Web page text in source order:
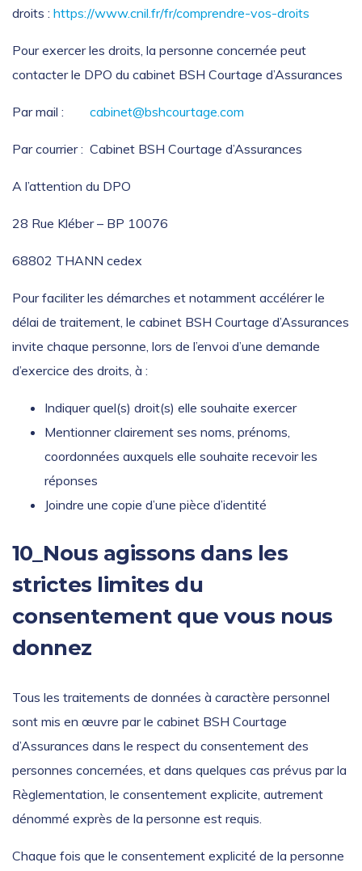
droits : https://www.cnil.fr/fr/comprendre-vos-droits
Pour exercer les droits, la personne concernée peut
contacter le DPO du cabinet BSH Courtage d’Assurances
Par mail : cabinet@bshcourtage.com
Par courrier : Cabinet BSH Courtage d’Assurances
A l’attention du DPO
28 Rue Kléber – BP 10076
68802 THANN cedex
Pour faciliter les démarches et notamment accélérer le
délai de traitement, le cabinet BSH Courtage d’Assurances
invite chaque personne, lors de l’envoi d’une demande
d’exercice des droits, à :
Indiquer quel(s) droit(s) elle souhaite exercer
Mentionner clairement ses noms, prénoms,
coordonnées auxquels elle souhaite recevoir les
réponses
Joindre une copie d’une pièce d’identité
10_Nous agissons dans les
strictes limites du
consentement que vous nous
donnez
Tous les traitements de données à caractère personnel
sont mis en œuvre par le cabinet BSH Courtage
d’Assurances dans le respect du consentement des
personnes concernées, et dans quelques cas prévus par la
Règlementation, le consentement explicite, autrement
dénommé exprès de la personne est requis.
Chaque fois que le consentement explicité de la personne